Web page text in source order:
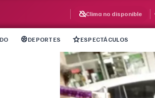
Clima no disponible
DEPORTES ESPECTÁCULOS